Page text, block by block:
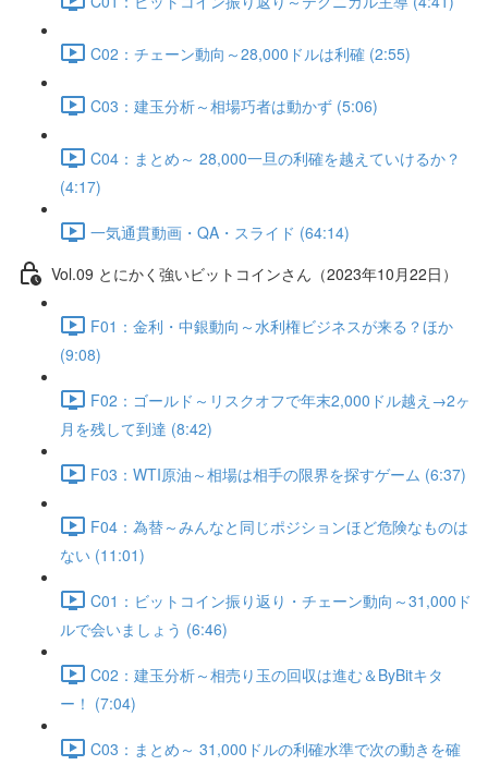
C02：チェーン動向～28,000ドルは利確 (2:55)
C03：建玉分析～相場巧者は動かず (5:06)
C04：まとめ～ 28,000一旦の利確を越えていけるか？
(4:17)
一気通貫動画・QA・スライド (64:14)
Vol.09 とにかく強いビットコインさん（2023年10月22日）
F01：金利・中銀動向～水利権ビジネスが来る？ほか
(9:08)
F02：ゴールド～リスクオフで年末2,000ドル越え→2ヶ
月を残して到達 (8:42)
F03：WTI原油～相場は相手の限界を探すゲーム (6:37)
F04：為替～みんなと同じポジションほど危険なものは
ない (11:01)
C01：ビットコイン振り返り・チェーン動向～31,000ド
ルで会いましょう (6:46)
C02：建玉分析～相売り玉の回収は進む＆ByBitキタ
ー！ (7:04)
C03：まとめ～ 31,000ドルの利確水準で次の動きを確